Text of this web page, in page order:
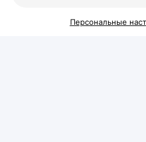
Персональные